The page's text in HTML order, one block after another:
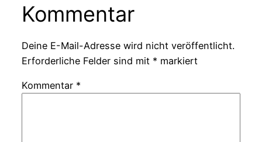
Kommentar
Deine E-Mail-Adresse wird nicht veröffentlicht.
Erforderliche Felder sind mit * markiert
Kommentar *